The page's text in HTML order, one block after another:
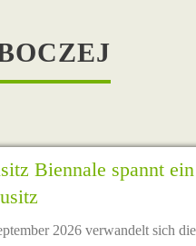
Biennale spannt
2026 verwandelt sich